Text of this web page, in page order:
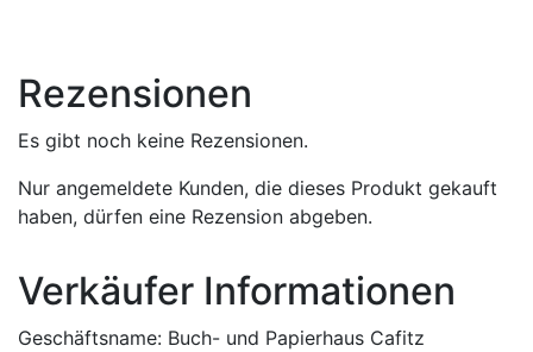
Rezensionen
Es gibt noch keine Rezensionen.
Nur angemeldete Kunden, die dieses Produkt gekauft
haben, dürfen eine Rezension abgeben.
Verkäufer Informationen
Geschäftsname: Buch- und Papierhaus Cafitz